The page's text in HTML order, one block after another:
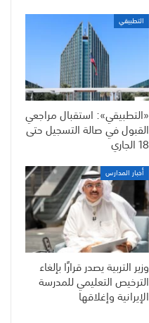
التطبيقي
«التطبيقي»: استقبال مراجعي
القبول في صالة التسجيل حتى
18 الجاري
أخبار المدارس
وزير التربية يصدر قرارًا بإلغاء
الترخيص التعليمي للمدرسة
الإيرانية وإغلاقها